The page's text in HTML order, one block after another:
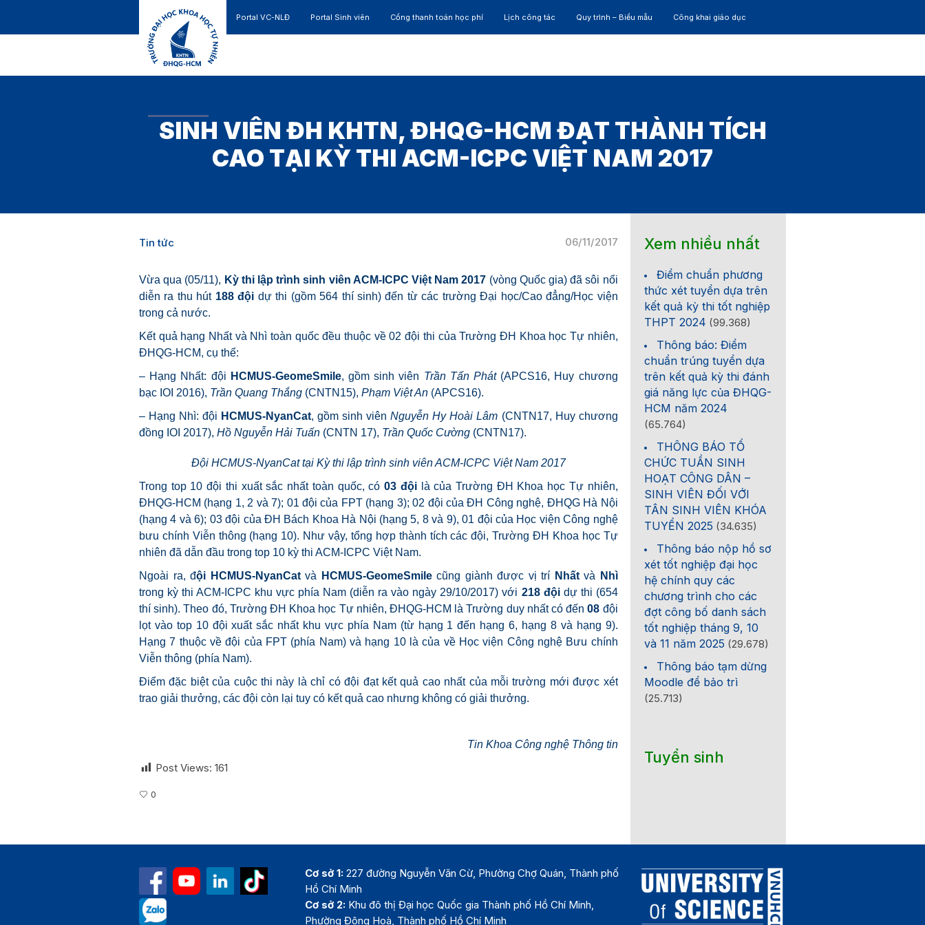
Portal VC-NLĐ Portal Sinh viên Cổng thanh toán học phí Lịch công tác Quy trình – Biểu mẫu Công khai giáo dục
SINH VIÊN ĐH KHTN, ĐHQG-HCM ĐẠT THÀNH TÍCH
CAO TẠI KỲ THI ACM-ICPC VIỆT NAM 2017
06/11/2017
Tin tức
Vừa qua (05/11), Kỳ thi lập trình sinh viên ACM-ICPC Việt Nam 2017 (vòng Quốc gia) đã sôi nổi
diễn ra thu hút 188đội dự thi (gồm 564 thí sinh) đến từ các trường Đại học/Cao đẳng/Học viện
trong cả nước.
Kết quả hạng Nhất và Nhì toàn quốc đều thuộc về 02 đội thi của Trường ĐH Khoa học Tự nhiên,
ĐHQG-HCM, cụ thể:
– Hạng Nhất: đội HCMUS-GeomeSmile, gồm sinh viên Trần Tấn Phát(APCS16, Huy chương
bạc IOI 2016), Trần Quang Thắng (CNTN15), Phạm Việt An (APCS16).
– Hạng Nhì: đội HCMUS-NyanCat, gồm sinh viênNguyễn Hy Hoài Lâm (CNTN17, Huy chương
đồng IOI 2017), Hồ Nguyễn Hải Tuấn (CNTN 17), Trần Quốc Cường (CNTN17).
Đội HCMUS-NyanCat tại Kỳ thi lập trình sinh viên ACM-ICPC Việt Nam 2017
Trong top 10 đội thi xuất sắc nhất toàn quốc, có03 đội là của Trường ĐH Khoa học Tự nhiên,
ĐHQG-HCM (hạng 1, 2 và 7); 01 đội của FPT (hạng 3); 02 đội của ĐH Công nghệ, ĐHQG Hà Nội
(hạng 4 và 6); 03 đội của ĐH Bách Khoa Hà Nội (hạng 5, 8 và 9), 01 đội của Học viện Công nghệ
bưu chính Viễn thông (hạng 10). Như vậy, tổng hợp thành tích các đội, Trường ĐH Khoa học Tự
nhiên đã dẫn đầu trong top 10 kỳ thi ACM-ICPC Việt Nam.
Ngoài ra, đội HCMUS-NyanCatvà HCMUS-GeomeSmilecũng giành được vị trí Nhấtvà Nhì
trong kỳ thiACM-ICPC khu vực phía Nam (diễn ra vào ngày 29/10/2017) với 218 độidự thi (654
thí sinh). Theo đó, Trường ĐH Khoa học Tự nhiên, ĐHQG-HCM là Trường duy nhất có đến08 đội
lọt vào top 10 đội xuất sắc nhất khu vực phía Nam (từ hạng 1 đến hạng 6, hạng 8 và hạng 9).
Hạng 7 thuộc về đội của FPT (phía Nam) và hạng 10 là của về Học viện Công nghệ Bưu chính
Viễn thông (phía Nam).
Điểm đặc biệt của cuộc thi này là chỉ có đội đạt kết quả cao nhất của mỗi trường mới được xét
trao giải thưởng, các đội còn lại tuy có kết quả cao nhưng không có giải thưởng.
Tin Khoa Công nghệ Thông tin
Post Views: 161
0
Xem nhiều nhất
Điểm chuẩn phương
thức xét tuyển dựa trên
kết quả kỳ thi tốt nghiệp
THPT 2024 (99.368)
Thông báo: Điểm
chuẩn trúng tuyển dựa
trên kết quả kỳ thi đánh
giá năng lực của ĐHQG-
HCM năm 2024
(65.764)
THÔNG BÁO TỔ
CHỨC TUẦN SINH
HOẠT CÔNG DÂN –
SINH VIÊN ĐỐI VỚI
TÂN SINH VIÊN KHÓA
TUYỂN 2025 (34.635)
Thông báo nộp hồ sơ
xét tốt nghiệp đại học
hệ chính quy các
chương trình cho các
đợt công bố danh sách
tốt nghiệp tháng 9, 10
và 11 năm 2025 (29.678)
Thông báo tạm dừng
Moodle để bảo trì
(25.713)
Tuyển sinh
Cơ sở 1: 227 đường Nguyễn Văn Cừ, Phường Chợ Quán, Thành phố
Hồ Chí Minh
Cơ sở 2: Khu đô thị Đại học Quốc gia Thành phố Hồ Chí Minh,
Phường Đông Hoà, Thành phố Hồ Chí Minh